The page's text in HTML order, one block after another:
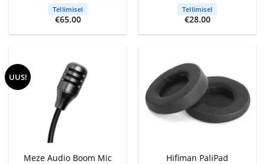
Tellimisel
€65.00
Tellimisel
€28.00
UUS!
Meze Audio Boom Mic
Hifiman PaliPad